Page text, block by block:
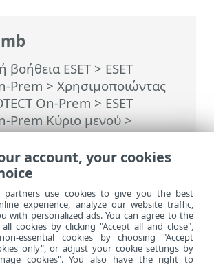
βοήθεια ESET> ESET
Prem > Χρησιμοποιώντας
On-Prem > ESET
Prem Κύριο μενού>
διακομιστή>
στατικής ομάδας >
συγχρονισμού - VMware
account, your cookies
partners use cookies to give you the best
experience, analyze our website traffic,
with personalized ads. You can agree to the
cookies by clicking "Accept all and close",
essential cookies by choosing "Accept
only", or adjust your cookie settings by
cookies". You also have the right to